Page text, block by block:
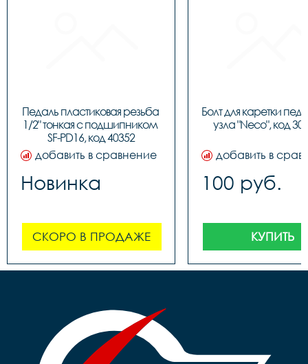
Педаль пластиковая резьба
1/2" тонкая c подшипником
SF-PD16, код 40352
добавить в сравнение
Новинка
СКОРО В ПРОДАЖЕ
Болт для каретки
узла "Neco", код
добавить в
100 руб.
КУПИТЬ